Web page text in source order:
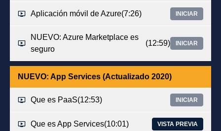
Aplicación móvil de Azure(7:26) INICIAR
NUEVO: Azure Marketplace es
seguro
(12:59) INICIAR
NUEVO: App Services (Actualizado 2020)
Que es PaaS(12:53) INICIAR
Que es App Services(10:01) VISTA PREVIA